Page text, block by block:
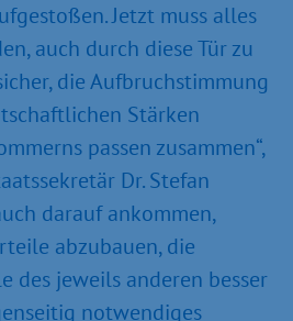
Jetzt muss alles
auch durch diese Tür zu
die Aufbruchstimmung
Stärken
passen zusammen“,
Dr. Stefan
darauf ankommen,
abzubauen, die
des jeweils anderen besser
notwendiges